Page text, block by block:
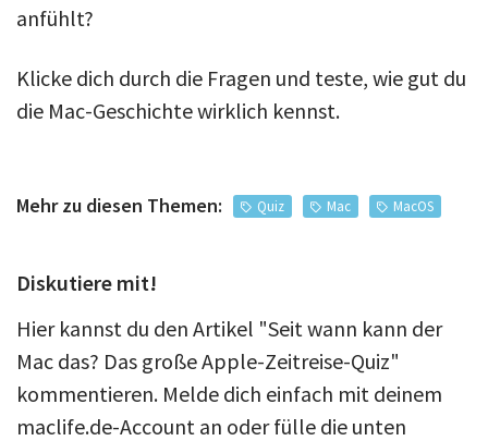
anfühlt?
Klicke dich durch die Fragen und teste, wie gut du
die Mac-Geschichte wirklich kennst.
Mehr zu diesen Themen: Quiz Mac MacOS
Diskutiere mit!
Hier kannst du den Artikel "Seit wann kann der
Mac das? Das große Apple-Zeitreise-Quiz"
kommentieren. Melde dich einfach mit deinem
maclife.de-Account an oder fülle die unten